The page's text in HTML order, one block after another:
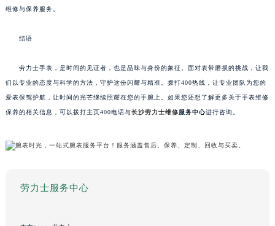
维修与保养服务。
结语
劳力士手表，是时间的见证者，也是品味与身份的象征。面对表带磨损的挑战，让我
们以专业的态度与科学的方法，守护这份闪耀与精准。拨打400热线，让专业团队为您的
爱表保驾护航，让时间的光芒继续照耀在您的手腕上。如果您还想了解更多关于手表维修
保养的相关信息，可以拨打主页400电话与长沙劳力士维修服务中心进行咨询。
劳力士服务中心